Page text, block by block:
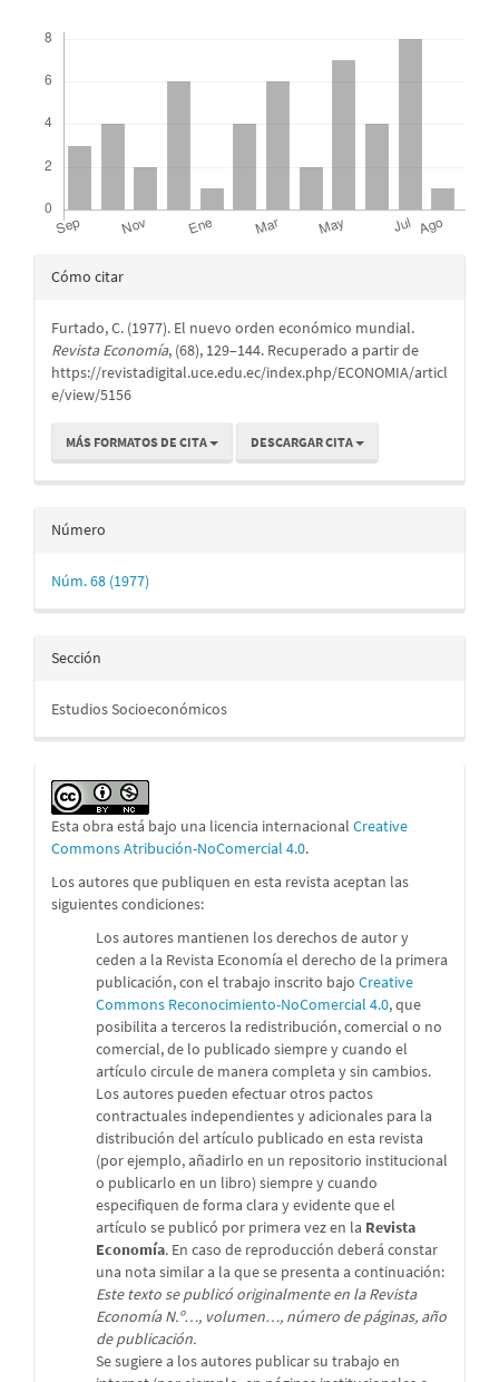
Detalles
artículo
Cómo citar
Furtado, C. (1977). El nuevo orden económico mundial.
Revista Economía, (68), 129–144. Recuperado a partir de
https://revistadigital.uce.edu.ec/index.php/ECONOMIA/articl
e/view/5156
MÁS FORMATOS DE CITA DESCARGAR CITA
Número
Núm. 68 (1977)
Sección
Estudios Socioeconómicos
Esta obra está bajo una licencia internacional Creative
Commons Atribución-NoComercial 4.0.
Los autores que publiquen en esta revista aceptan las
siguientes condiciones:
Los autores mantienen los derechos de autor y
ceden a la Revista Economía el derecho de la primera
publicación, con el trabajo inscrito bajo Creative
Commons Reconocimiento-NoComercial 4.0, que
posibilita a terceros la redistribución, comercial o no
comercial, de lo publicado siempre y cuando el
artículo circule de manera completa y sin cambios.
Los autores pueden efectuar otros pactos
contractuales independientes y adicionales para la
distribución del artículo publicado en esta revista
(por ejemplo, añadirlo en un repositorio institucional
o publicarlo en un libro) siempre y cuando
especifiquen de forma clara y evidente que el
artículo se publicó por primera vez en la Revista
Economía. En caso de reproducción deberá constar
una nota similar a la que se presenta a continuación:
Este texto se publicó originalmente en la Revista
Economía N.º…, volumen…, número de páginas, año
de publicación.
Se sugiere a los autores publicar su trabajo en